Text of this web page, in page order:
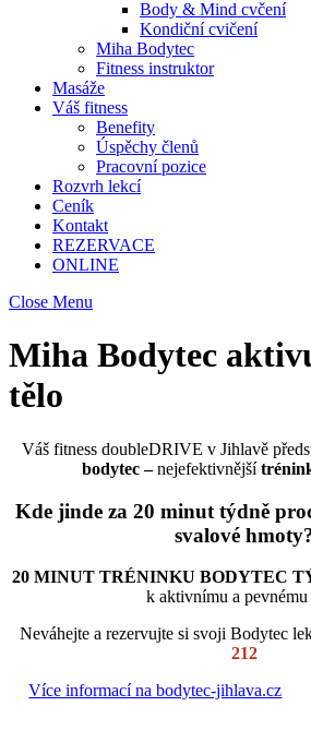
Body & Mind cvčení
Kondiční cvičení
Miha Bodytec
Fitness instruktor
Masáže
Váš fitness
Benefity
Úspěchy členů
Pracovní pozice
Rozvrh lekcí
Ceník
Kontakt
REZERVACE
ONLINE
Close Menu
Miha Bodytec
tělo
Váš fitness doubleDRIVE v Jihlavě
bodytec –nejefektivnější
Kde jinde za 20 minut týdně
svalové
20 MINUT TRÉNINKU BODYTEC
k aktivnímu a pevnému
Neváhejte a rezervujte si svoji Bodytec
212
Více informací na bodytec-jihlava.cz